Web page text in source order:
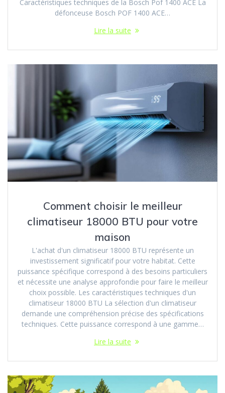
Caractéristiques techniques de la Bosch Pof 1400 ACE La
défonceuse Bosch POF 1400 ACE…
Lire la suite
Comment choisir le meilleur
climatiseur 18000 BTU pour votre
maison
L'achat d'un climatiseur 18000 BTU représente un
investissement significatif pour votre habitat. Cette
puissance spécifique correspond à des besoins particuliers
et nécessite une analyse approfondie pour faire le meilleur
choix possible. Les caractéristiques techniques d'un
climatiseur 18000 BTU La sélection d'un climatiseur
demande une compréhension précise des spécifications
techniques. Cette puissance correspond à une gamme…
Lire la suite